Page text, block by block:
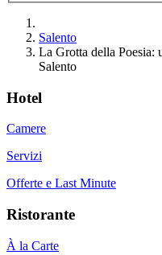
Salento
La Grotta della Poesia:
Salento
Hotel
Camere
Servizi
Offerte e Last Minute
Ristorante
À la Carte